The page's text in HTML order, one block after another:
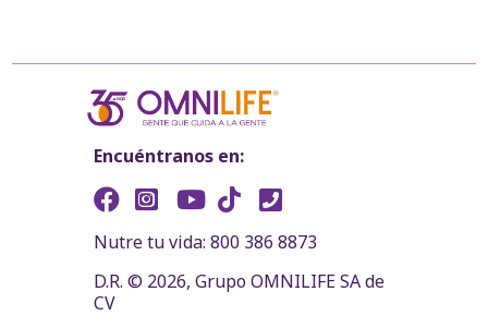
Encuéntranos en:
Nutre tu vida: 800 386 8873
D.R. © 2026, Grupo OMNILIFE SA de
CV